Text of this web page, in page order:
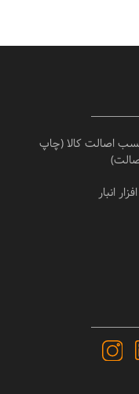
اصالت کالا (چاپ
انبار